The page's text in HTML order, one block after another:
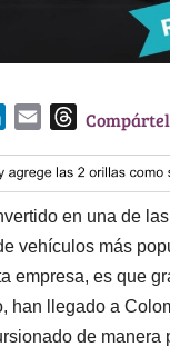
n
k
e
d
I
n
a
i
l
T
r
e
a
d
s
en una de
vehículos más
empresa, es que
han llegado a
de manera